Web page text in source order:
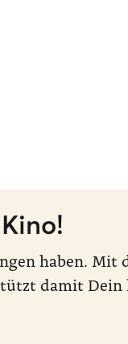
haben. Mit
damit Dein